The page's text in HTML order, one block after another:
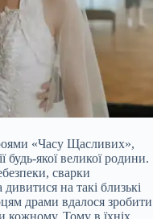
«Часу Щасливих»,
будь-якої великої родини.
сварки
на такі близькі
драми вдалося зробити